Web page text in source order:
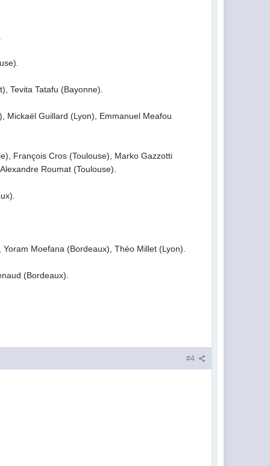
Tevita Tatafu (Bayonne).
Mickaël Guillard (Lyon), Emmanuel Meafou
François Cros (Toulouse), Marko Gazzotti
Roumat (Toulouse).
Moefana (Bordeaux), Théo Millet (Lyon).
(Bordeaux).
#4